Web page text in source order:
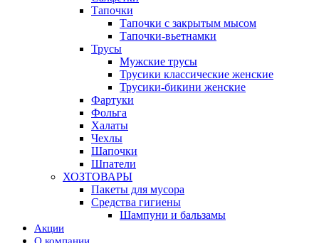
Тапочки
Тапочки с закрытым мысом
Тапочки-вьетнамки
Трусы
Мужские трусы
Трусики классические женские
Трусики-бикини женские
Фартуки
Фольга
Халаты
Чехлы
Шапочки
Шпатели
ХОЗТОВАРЫ
Пакеты для мусора
Средства гигиены
Шампуни и бальзамы
Акции